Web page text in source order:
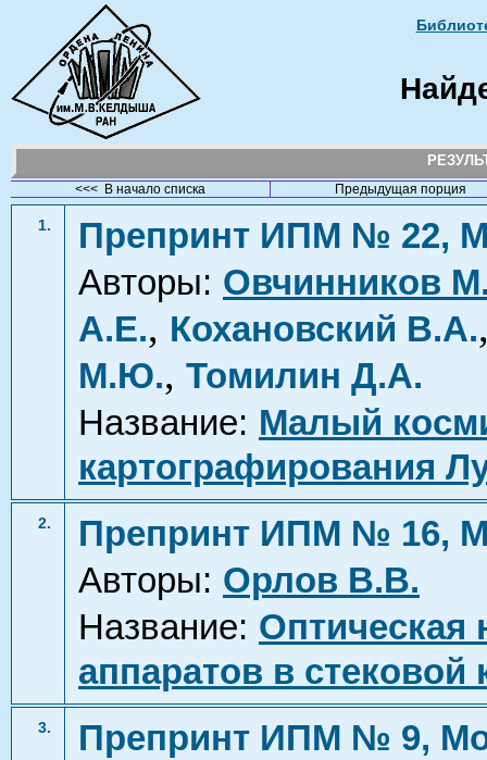
<<< В начало списка Предыдущая порция
1.
Препринт ИПМ № 22,
Авторы: Овчинников
А.Е., Кохановский В.А.
М.Ю., Томилин Д.А.
Название: Малый
картографирования
2.
Препринт ИПМ № 16,
Авторы: Орлов В.В.
Название: Оптическая
аппаратов в
3.
Препринт ИПМ № 9,